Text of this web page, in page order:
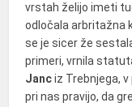
vrstah želijo imeti
odločala arbritažna
se je sicer že
primeri, vrnila
Janciz Trebnjega,
pri nas pravijo, da